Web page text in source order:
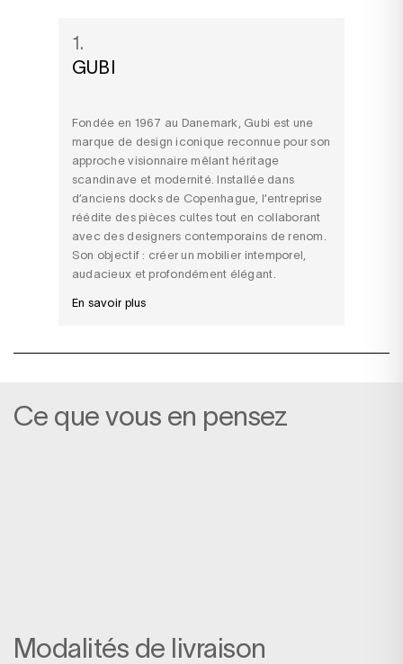
1.
GUBI
Fondée en 1967 au Danemark, Gubi est une
marque de design iconique reconnue pour son
approche visionnaire mêlant héritage
scandinave et modernité. Installée dans
d’anciens docks de Copenhague, l’entreprise
réédite des pièces cultes tout en collaborant
avec des designers contemporains de renom.
Son objectif : créer un mobilier intemporel,
audacieux et profondément élégant.
En savoir plus
Ce que vous en pensez
Modalités de livraison